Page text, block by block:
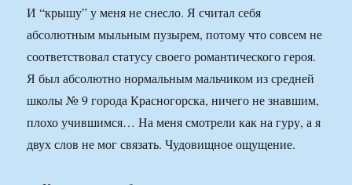
И “крышу” у меня не снесло. Я считал себя
абсолютным мыльным пузырем, потому что совсем не
соответствовал статусу своего романтического героя.
Я был абсолютно нормальным мальчиком из средней
школы № 9 города Красногорска, ничего не знавшим,
плохо учившимся… На меня смотрели как на гуру, а я
двух слов не мог связать. Чудовищное ощущение.